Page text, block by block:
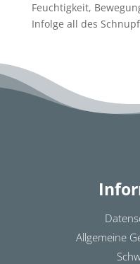
Feuchtigkeit,
Infolge all des
Allgemeine